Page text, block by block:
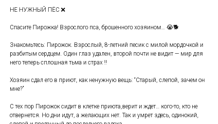
НЕ НУЖНЫЙ ПЁС ❌
Спасите Пирожка! Взрослого пса, брошенного хозяином… 😭🐕
Знакомьтесь: Пирожок. Взрослый, 8-летний песик с милой мордочкой и
разбитым сердцем. Один глаз удален, второй почти не видит — мир для
него теперь сплошная тьма и страх ‼️
Хозяин сдал его в приют, как ненужную вещь: “Старый, слепой, зачем он
мне?”
С тех пор Пирожок сидит в клетке приюта,верит и ждет… кого-то, кто не
отвернется. Но дни идут, а желающих нет. Так и умрет здесь, одинокий,